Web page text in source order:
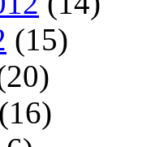
(15)
(16)